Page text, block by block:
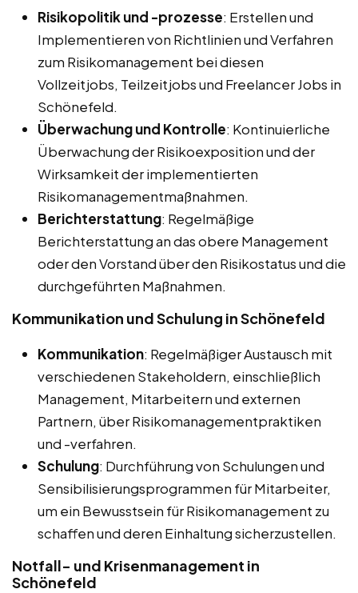
Risikopolitik und -prozesse: Erstellen und
Implementieren von Richtlinien und Verfahren
zum Risikomanagement bei diesen
Vollzeitjobs, Teilzeitjobs und Freelancer Jobs in
Schönefeld.
Überwachung und Kontrolle: Kontinuierliche
Überwachung der Risikoexposition und der
Wirksamkeit der implementierten
Risikomanagementmaßnahmen.
Berichterstattung: Regelmäßige
Berichterstattung an das obere Management
oder den Vorstand über den Risikostatus und die
durchgeführten Maßnahmen.
Kommunikation und Schulung in Schönefeld
Kommunikation: Regelmäßiger Austausch mit
verschiedenen Stakeholdern, einschließlich
Management, Mitarbeitern und externen
Partnern, über Risikomanagementpraktiken
und -verfahren.
Schulung: Durchführung von Schulungen und
Sensibilisierungsprogrammen für Mitarbeiter,
um ein Bewusstsein für Risikomanagement zu
schaffen und deren Einhaltung sicherzustellen.
Notfall- und Krisenmanagement in
Schönefeld